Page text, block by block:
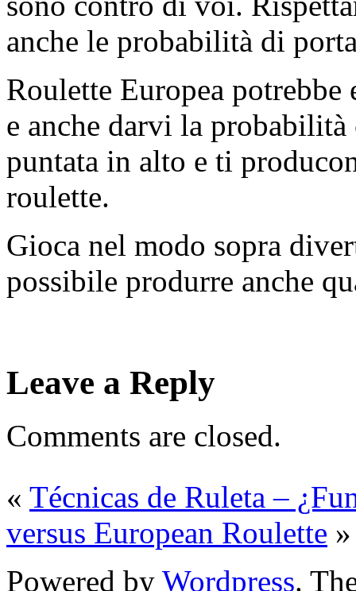
anche le probabilità di
Roulette Europea potrebbe
e anche darvi la
puntata in alto e ti
roulette.
Gioca nel modo sopra
possibile produrre anche
Leave a Reply
Comments are closed.
« Técnicas de Ruleta –
versus European Roulette »
Powered by Wordpress.